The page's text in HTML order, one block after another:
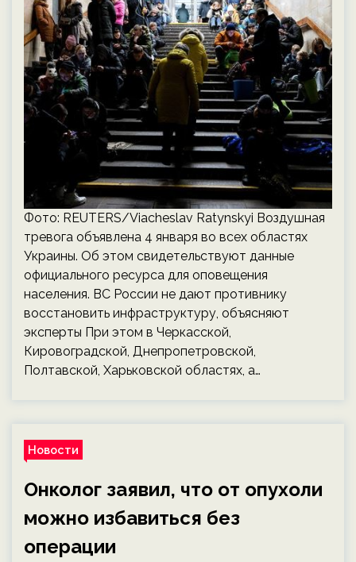
Фото: REUTERS/Viacheslav Ratynskyi Воздушная
тревога объявлена 4 января во всех областях
Украины. Об этом свидетельствуют данные
официального ресурса для оповещения
населения. ВС России не дают противнику
восстановить инфраструктуру, объясняют
эксперты При этом в Черкасской,
Кировоградской, Днепропетровской,
Полтавской, Харьковской областях, а…
Новости
Онколог заявил, что от опухоли
можно избавиться без
операции